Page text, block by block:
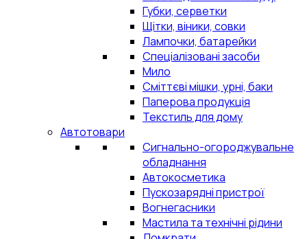
Губки, серветки
Щітки, віники, совки
Лампочки, батарейки
Спеціалізовані засоби
Мило
Сміттєві мішки, урні, баки
Паперова продукція
Текстиль для дому
Автотовари
Сигнально-огороджувальне
обладнання
Автокосметика
Пускозарядні пристрої
Вогнегасники
Мастила та технічні рідини